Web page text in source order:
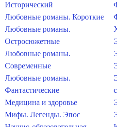
Исторический
Любовные романы. Короткие
Любовные романы.
Остросюжетные
Любовные романы.
Современные
Любовные романы.
Фантастические
Медицина и здоровье
Мифы. Легенды. Эпос